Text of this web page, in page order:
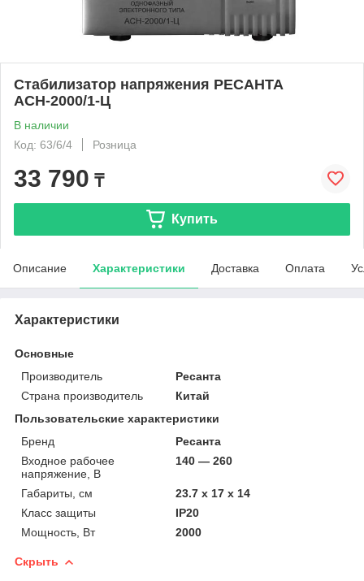
Стабилизатор напряжения РЕСАНТА
АСН-2000/1-Ц
В наличии
Код: 63/6/4
Розница
33 790 ₸
Купить
Описание Характеристики Доставка Оплата
Характеристики
Основные
Производитель
Ресанта
Страна производитель
Китай
Пользовательские характеристики
Бренд
Ресанта
Входное рабочее
напряжение, В
140 — 260
Габариты, см
23.7 х 17 х 14
Класс защиты
IP20
Мощность, Вт
2000
Скрыть